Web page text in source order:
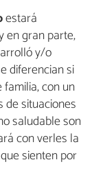
estará
en gran parte,
y/o
diferencian si
con un
situaciones
saludable son
con verles la
sienten por